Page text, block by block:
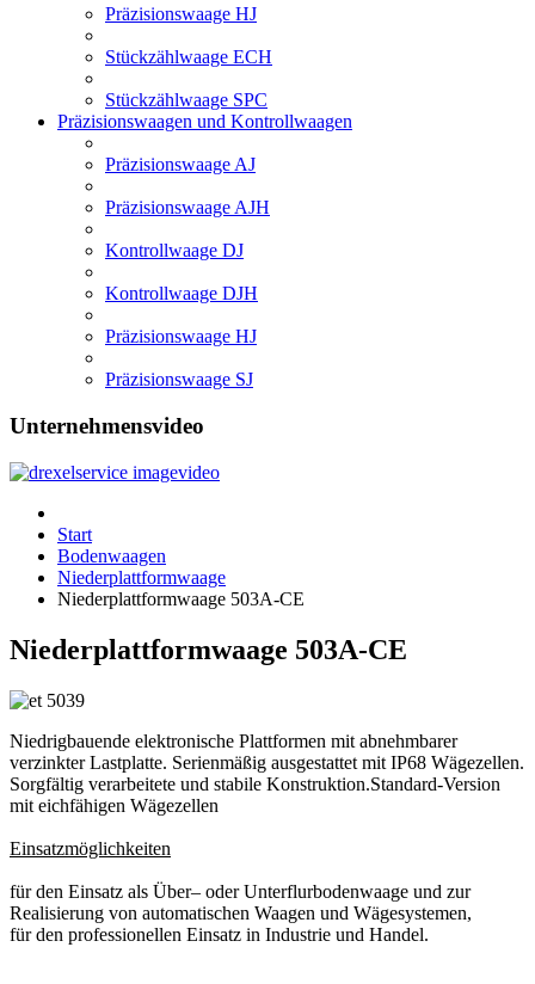
Präzisionswaage HJ
Stückzählwaage ECH
Stückzählwaage SPC
Präzisionswaagen und Kontrollwaagen
Präzisionswaage AJ
Präzisionswaage AJH
Kontrollwaage DJ
Kontrollwaage DJH
Präzisionswaage HJ
Präzisionswaage SJ
Unternehmensvideo
Start
Bodenwaagen
Niederplattformwaage
Niederplattformwaage 503A-CE
Niederplattformwaage 503A-CE
Niedrigbauende elektronische Plattformen mit abnehmbarer
verzinkter Lastplatte. Serienmäßig ausgestattet mit IP68 Wägezellen.
Sorgfältig verarbeitete und stabile Konstruktion.Standard-Version
mit eichfähigen Wägezellen
Einsatzmöglichkeiten
für den Einsatz als Über– oder Unterflurbodenwaage und zur
Realisierung von automatischen Waagen und Wägesystemen,
für den professionellen Einsatz in Industrie und Handel.